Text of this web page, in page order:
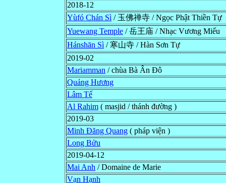
2018-12
Yùfó Chán Sì / 玉佛禅寺 / Ngọc Phật Thiền Tự
Yuewang Temple / 岳王庙 / Nhạc Vương Miếu
Hánshān Sì / 寒山寺 / Hàn Sơn Tự
2019-02
Mariamman / chùa Bà Ân Ðô
Quảng Hương
Lâm Tế
Al Rahim ( masjid / thánh đường )
2019-03
Minh Đăng Quang ( pháp viện )
Long Bửu
2019-04-12
Mai Anh / Domaine de Marie
Vạn Hạnh